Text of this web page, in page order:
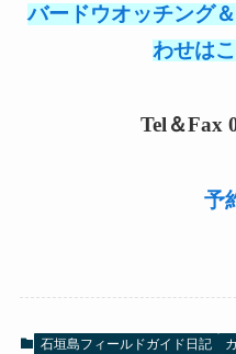
バードウオッチング
わせは
Tel＆Fax
予
石垣島フィールドガイド日記